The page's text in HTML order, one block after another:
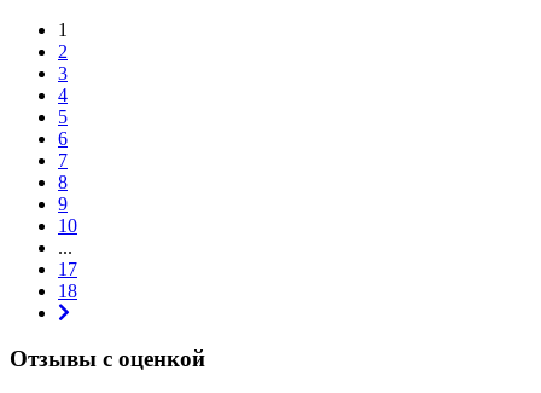
1
2
3
4
5
6
7
8
9
10
...
17
18
Отзывы с оценкой